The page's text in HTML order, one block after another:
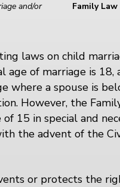
and/or
Family
laws on child
of marriage is 18,
where a spouse is
However, the
15 in special and
the advent of the
or protects the